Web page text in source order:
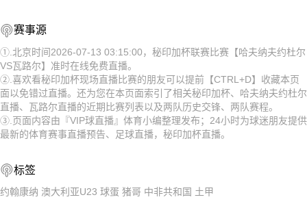
2026-08-15 【秘印加杯】 哈夫纳夫约杜尔VS瓦路尔
2026-08-15 【秘印加杯】 哈夫纳夫约杜尔VS瓦路尔
2026-08-15 【秘印加杯】 哈夫纳夫约杜尔VS瓦路尔
2026-08-15 【秘印加杯】 哈夫纳夫约杜尔VS瓦路尔
2026-08-15 【秘印加杯】 哈夫纳夫约杜尔VS瓦路尔
2026-08-15 【秘印加杯】 哈夫纳夫约杜尔VS瓦路尔
赛事源
①.北京时间2026-07-13 03:15:00，秘印加杯联赛比赛【哈夫纳夫约杜尔
VS瓦路尔】准时在线免费直播。
②.喜欢看秘印加杯现场直播比赛的朋友可以提前【CTRL+D】收藏本页
面以免错过直播。还为您在本页面索引了相关秘印加杯、哈夫纳夫约杜尔
直播、瓦路尔直播的近期比赛列表以及两队历史交锋、两队赛程。
③.页面内容由『VIP球直播』体育小编整理发布；24小时为球迷朋友提供
最新的体育赛事直播预告、足球直播，秘印加杯直播。
标签
约翰康纳 澳大利亚U23 球蛋 猪哥 中非共和国 土甲